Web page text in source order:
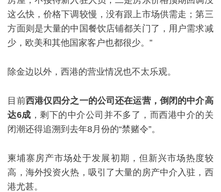
这么快，价格下调较慢，没有跟上市场供需走；第三
方面则是大量的中国餐饮店铺都关门了，用户需求减
少，欧美和其他国家客户也都很少。”
除金边以外，西港的营业情况也不太乐观。
目前西港仅四分之一的公司还在运营，倒闭的中介高
达6成 ，剩下的中介公司并不多了，而西港中介的关
闭潮还得追溯到去年8月份的“禁赌令”。
柬埔寨房产市场处于发展初期，但新兴市场热度较
高，海外投资火热，吸引了大量的房产中介入驻，西
港尤甚。